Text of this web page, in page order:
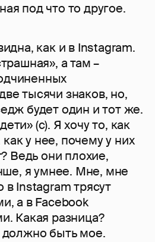
под что то другое.
как и в Instagram.
а там –
тысячи знаков, но,
будет один и тот же.
(с). Я хочу то, как
как у нее, почему у них
Ведь они плохие,
я умнее. Мне, мне
Instagram трясут
а в Facebook
Какая разница?
быть мое.